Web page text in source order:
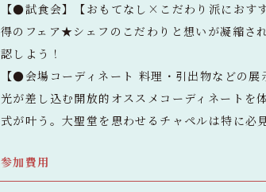
【●試食会】【おもてなし×こだわり派におす
得のフェア★シェフのこだわりと想いが凝縮
認しよう！
【●会場コーディネート 料理・引出物などの
光が差し込む開放的オススメコーディネートを
式が叶う。大聖堂を思わせるチャペルは特に必
参加費用